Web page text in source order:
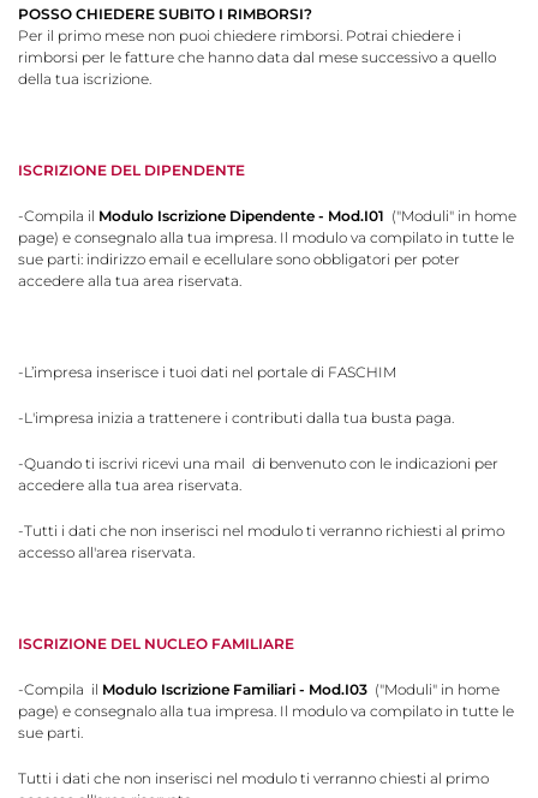
POSSO CHIEDERE SUBITO I RIMBORSI?
Per il primo mese non puoi chiedere rimborsi. Potrai chiedere i
rimborsi per le fatture che hanno data dal mese successivo a quello
della tua iscrizione.
ISCRIZIONE DEL DIPENDENTE
-Compila il Modulo Iscrizione Dipendente - Mod.I01 ("Moduli" in home
page) e consegnalo alla tua impresa. Il modulo va compilato in tutte le
sue parti: indirizzo email e ecellulare sono obbligatori per poter
accedere alla tua area riservata.
-L’impresa inserisce i tuoi dati nel portale di FASCHIM
-L'impresa inizia a trattenere i contributi dalla tua busta paga.
-Quando ti iscrivi ricevi una mail di benvenuto con le indicazioni per
accedere alla tua area riservata.
-Tutti i dati che non inserisci nel modulo ti verranno richiesti al primo
accesso all'area riservata.
ISCRIZIONE DEL NUCLEO FAMILIARE
-Compila il Modulo Iscrizione Familiari - Mod.I03 ("Moduli" in home
page) e consegnalo alla tua impresa. Il modulo va compilato in tutte le
sue parti.
Tutti i dati che non inserisci nel modulo ti verranno chiesti al primo